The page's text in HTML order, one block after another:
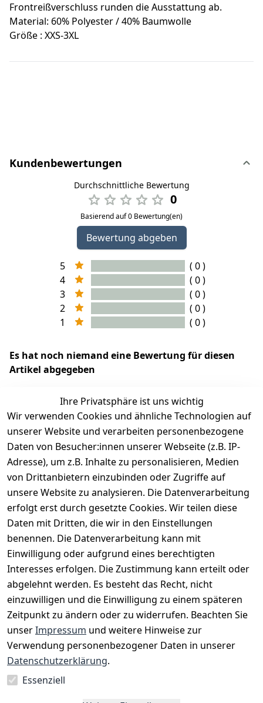
Frontreißverschluss runden die Ausstattung ab.
Material: 60% Polyester / 40% Baumwolle
Größe : XXS-3XL
Kundenbewertungen
Durchschnittliche Bewertung
0
Basierend auf 0 Bewertung(en)
Bewertung abgeben
5
( 0 )
4
( 0 )
3
( 0 )
2
( 0 )
1
( 0 )
Es hat noch niemand eine Bewertung für diesen
Artikel abgegeben
EU-Verantwortliche Person - klicken Sie für Details
Ihre Privatsphäre ist uns wichtig
Wir verwenden Cookies und ähnliche Technologien auf
unserer Website und verarbeiten personenbezogene
Daten von Besucher:innen unserer Webseite (z.B. IP-
Adresse), um z.B. Inhalte zu personalisieren, Medien
von Drittanbietern einzubinden oder Zugriffe auf
unsere Website zu analysieren. Die Datenverarbeitung
erfolgt erst durch gesetzte Cookies. Wir teilen diese
Daten mit Dritten, die wir in den Einstellungen
benennen. Die Datenverarbeitung kann mit
Einwilligung oder aufgrund eines berechtigten
Interesses erfolgen. Die Zustimmung kann erteilt oder
abgelehnt werden. Es besteht das Recht, nicht
einzuwilligen und die Einwilligung zu einem späteren
Zeitpunkt zu ändern oder zu widerrufen. Beachten Sie
unserImpressum und weitere Hinweise zur
Verwendung personenbezogener Daten in unserer
Datenschutzerklärung.
Essenziell
Rechtliches
AGB
Impressum
Datenschutze
rklärung
Barrierefreihe
Services
Kontakt
Registrieren
Katalog
Zahlungsm
öglichkeite
n
Vorkasse
PayPal
Versanddie
nstleister
Post